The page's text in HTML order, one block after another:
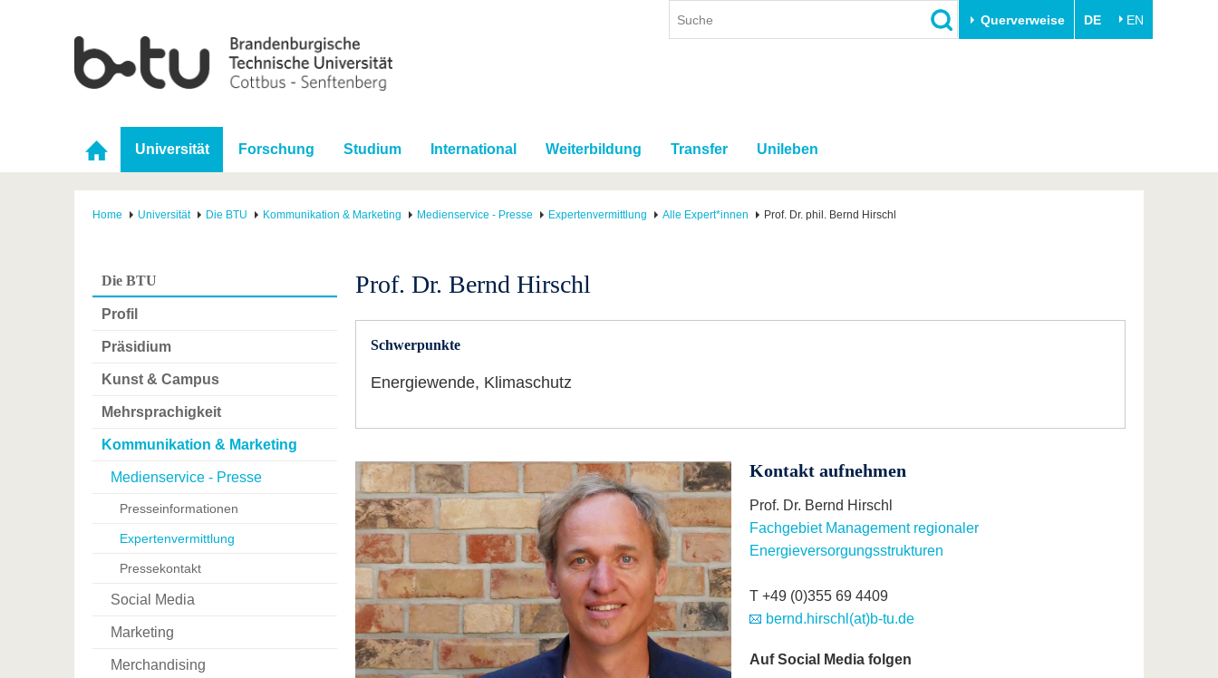
Querverweise DE EN
Universität Forschung Studium International Weiterbildung Transfer Unileben
Home Universität Die BTU Kommunikation & Marketing Medienservice - Presse Expertenvermittlung Alle Expert*innen Prof. Dr. phil. Bernd Hirschl
Die BTU
Profil
Präsidium
Kunst & Campus
Mehrsprachigkeit
Kommunikation & Marketing
Medienservice - Presse
Presseinformationen
Expertenvermittlung
Pressekontakt
Social Media
Marketing
Merchandising
Prof. Dr. Bernd Hirschl
Schwerpunkte
Energiewende, Klimaschutz
Kontakt aufnehmen
Prof. Dr. Bernd Hirschl
Fachgebiet Management regionaler
Energieversorgungsstrukturen
T +49 (0)355 69 4409
bernd.hirschl(at)b-tu.de
Auf Social Media folgen